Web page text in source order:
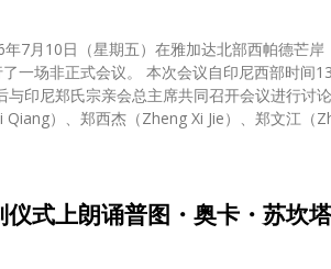
7月10日（星期五）在雅加达北部西帕德芒
一场非正式会议。 本次会议自印尼西部时间
印尼郑氏宗亲会总主席共同召开会议进行讨
）、郑西杰（Zheng Xi Jie）、郑文江（
式上朗诵普图・奥卡・苏坎